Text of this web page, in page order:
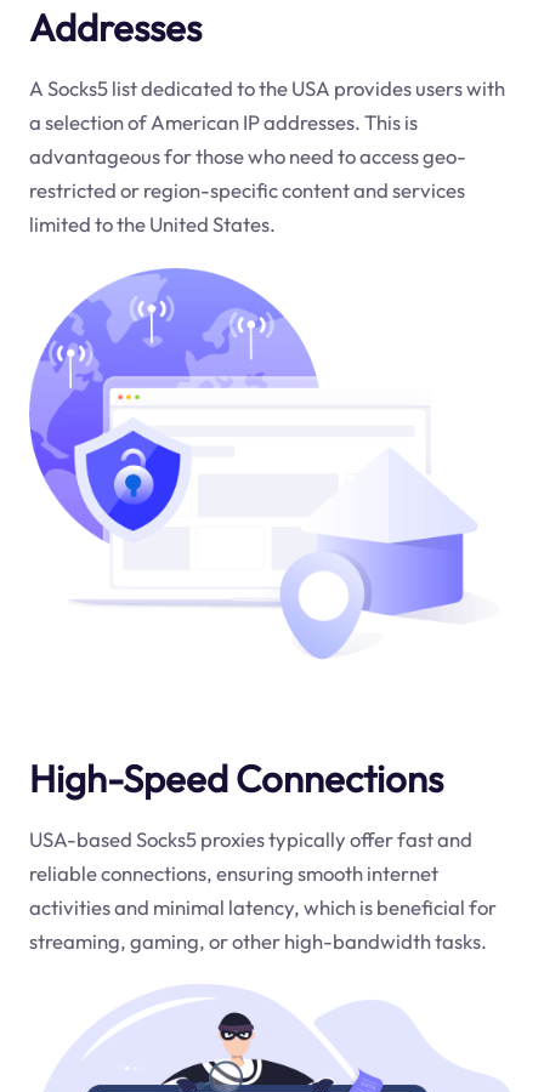
Addresses
A Socks5 list dedicated to the USA provides users with
a selection of American IP addresses. This is
advantageous for those who need to access geo-
restricted or region-specific content and services
limited to the United States.
High-Speed Connections
USA-based Socks5 proxies typically offer fast and
reliable connections, ensuring smooth internet
activities and minimal latency, which is beneficial for
streaming, gaming, or other high-bandwidth tasks.